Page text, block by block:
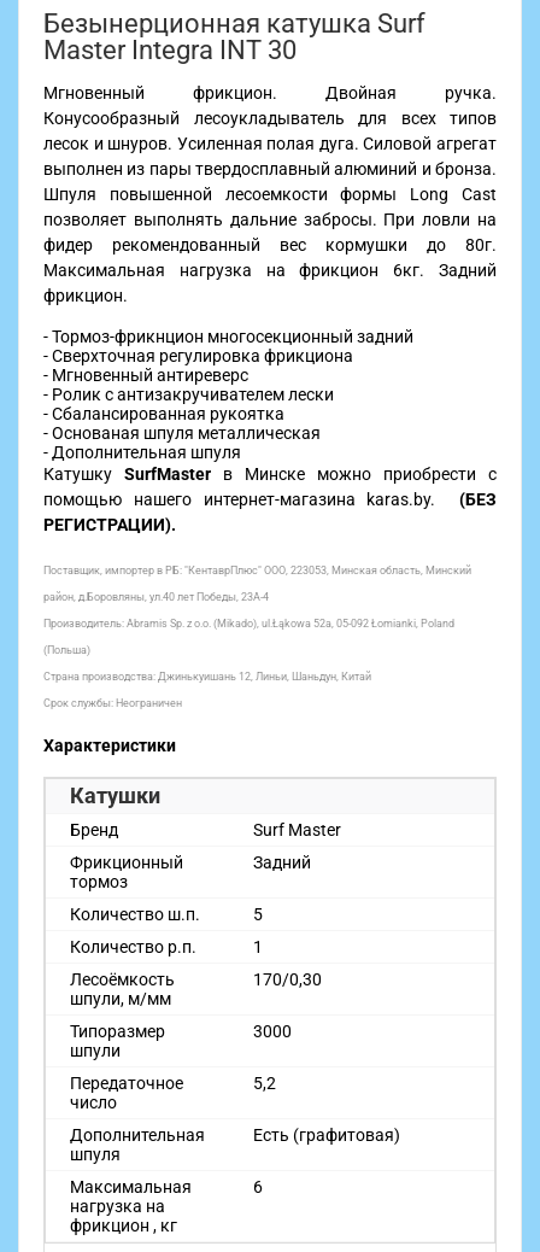
Безынерционная катушка Surf
Master Integra INT 30
Мгновенный фрикцион. Двойная ручка.
Конусообразный лесоукладыватель для всех типов
лесок и шнуров. Усиленная полая дуга. Силовой агрегат
выполнен из пары твердосплавный алюминий и бронза.
Шпуля повышенной лесоемкости формы Long Cast
позволяет выполнять дальние забросы. При ловли на
фидер рекомендованный вес кормушки до 80г.
Максимальная нагрузка на фрикцион 6кг. Задний
фрикцион.
- Тормоз-фрикнцион многосекционный задний
- Сверхточная регулировка фрикциона
- Мгновенный антиреверс
- Ролик с антизакручивателем лески
- Сбалансированная рукоятка
- Основаная шпуля металлическая
- Дополнительная шпуля
Катушку SurfMaster в Минске можно приобрести с
помощью нашего интернет-магазина karas.by. (БЕЗ
РЕГИСТРАЦИИ).
Поставщик, импортер в РБ:"КентаврПлюс" ООО, 223053, Минская область, Минский
район, д.Боровляны, ул.40 лет Победы, 23А-4
Производитель: Abramis Sp. z o.o. (Mikado), ul.Łąkowa 52a, 05-092 Łomianki, Poland
(Польша)
Страна производства: Джинькуишань 12, Линьи, Шаньдун, Китай
Срок службы: Неограничен
Характеристики
Катушки
Бренд
Surf Master
Фрикционный
тормоз
Задний
Количество ш.п.
5
Количество р.п.
1
Лесоёмкость
шпули, м/мм
170/0,30
Типоразмер
шпули
3000
Передаточное
число
5,2
Дополнительная
шпуля
Есть (графитовая)
Максимальная
нагрузка на
фрикцион , кг
6